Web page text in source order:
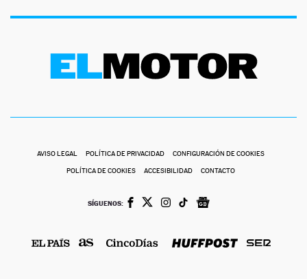
AVISO LEGAL POLÍTICA DE PRIVACIDAD CONFIGURACIÓN DE COOKIES
POLÍTICA DE COOKIES ACCESIBILIDAD CONTACTO
SÍGUENOS: